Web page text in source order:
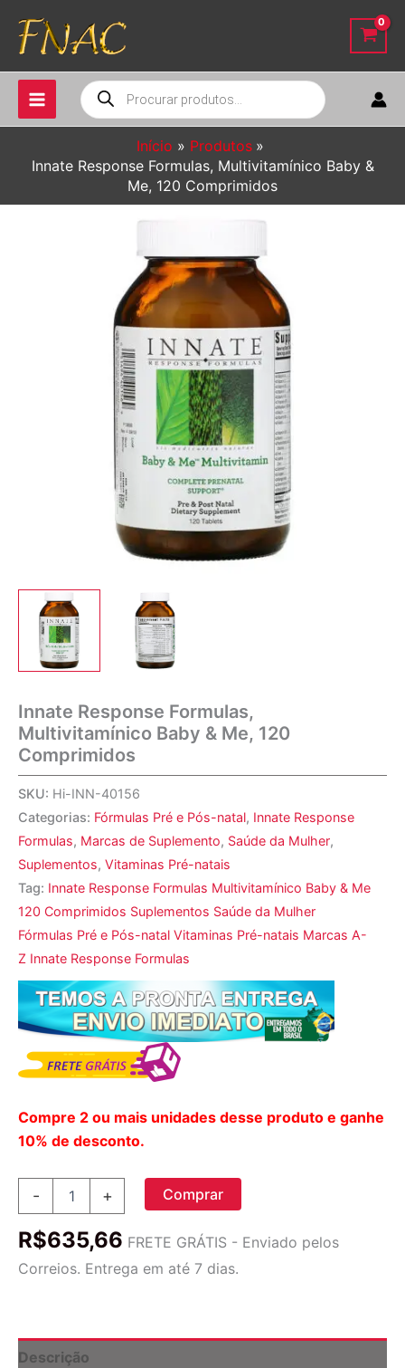
para
conteúdo
Pesquisar
produtos
Início
Produtos
Innate Response Formulas, Multivitamínico Baby &
Me, 120 Comprimidos
Innate Response Formulas,
Multivitamínico Baby & Me, 120
Comprimidos
SKU: Hi-INN-40156
Categorias: Fórmulas Pré e Pós-natal, Innate Response
Formulas, Marcas de Suplemento, Saúde da Mulher,
Suplementos, Vitaminas Pré-natais
Tag: Innate Response Formulas Multivitamínico Baby & Me
120 Comprimidos Suplementos Saúde da Mulher
Fórmulas Pré e Pós-natal Vitaminas Pré-natais Marcas A-
Z Innate Response Formulas
Compre 2 ou mais unidades desse produto e ganhe
10% de desconto.
-
Response
Multivitamínico
&
quantidade
+ Comprar
R$635,66 FRETE GRÁTIS - Enviado pelos
Correios. Entrega em até 7 dias.
Descrição